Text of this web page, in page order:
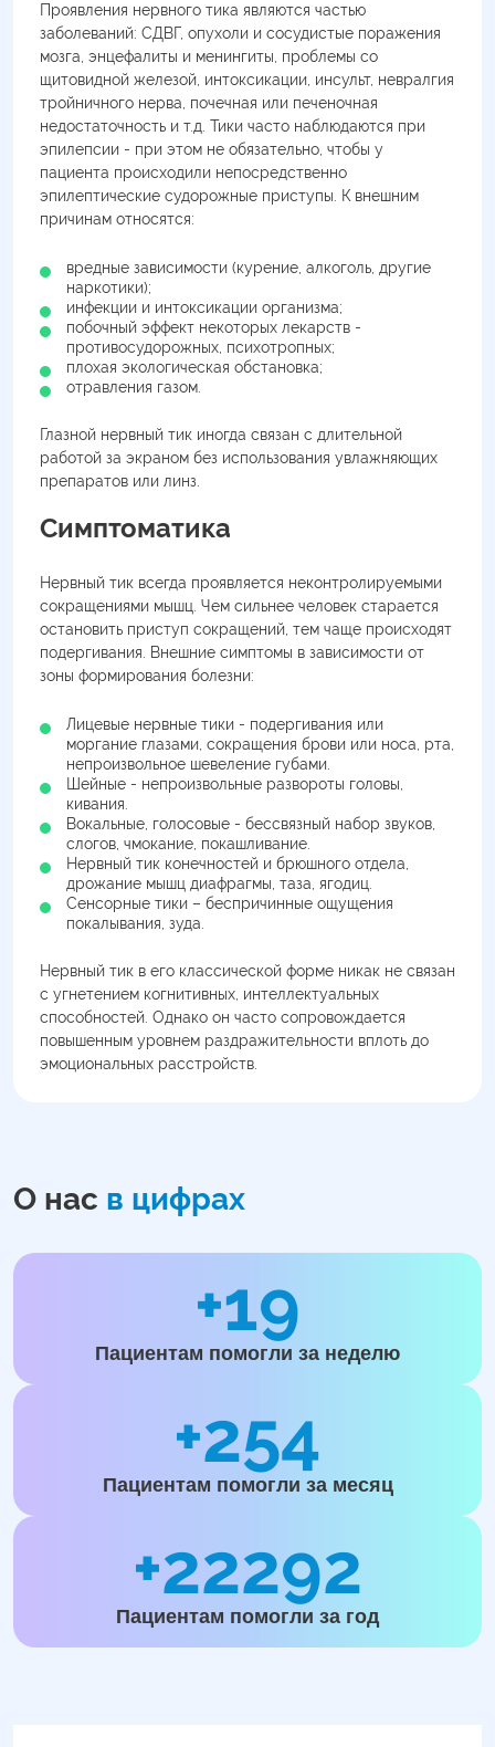
Проявления нервного тика являются частью
заболеваний: СДВГ, опухоли и сосудистые поражения
мозга, энцефалиты и менингиты, проблемы со
щитовидной железой, интоксикации, инсульт, невралгия
тройничного нерва, почечная или печеночная
недостаточность и т.д. Тики часто наблюдаются при
эпилепсии - при этом не обязательно, чтобы у
пациента происходили непосредственно
эпилептические судорожные приступы. К внешним
причинам относятся:
вредные зависимости (курение, алкоголь, другие
наркотики);
инфекции и интоксикации организма;
побочный эффект некоторых лекарств -
противосудорожных, психотропных;
плохая экологическая обстановка;
отравления газом.
Глазной нервный тик иногда связан с длительной
работой за экраном без использования увлажняющих
препаратов или линз.
Симптоматика
Нервный тик всегда проявляется неконтролируемыми
сокращениями мышц. Чем сильнее человек старается
остановить приступ сокращений, тем чаще происходят
подергивания. Внешние симптомы в зависимости от
зоны формирования болезни:
Лицевые нервные тики - подергивания или
моргание глазами, сокращения брови или носа, рта,
непроизвольное шевеление губами.
Шейные - непроизвольные развороты головы,
кивания.
Вокальные, голосовые - бессвязный набор звуков,
слогов, чмокание, покашливание.
Нервный тик конечностей и брюшного отдела,
дрожание мышц диафрагмы, таза, ягодиц.
Сенсорные тики – беспричинные ощущения
покалывания, зуда.
Нервный тик в его классической форме никак не связан
с угнетением когнитивных, интеллектуальных
способностей. Однако он часто сопровождается
повышенным уровнем раздражительности вплоть до
эмоциональных расстройств.
О нас в цифрах
+19
Пациентам помогли за неделю
+254
Пациентам помогли за месяц
+22292
Пациентам помогли за год